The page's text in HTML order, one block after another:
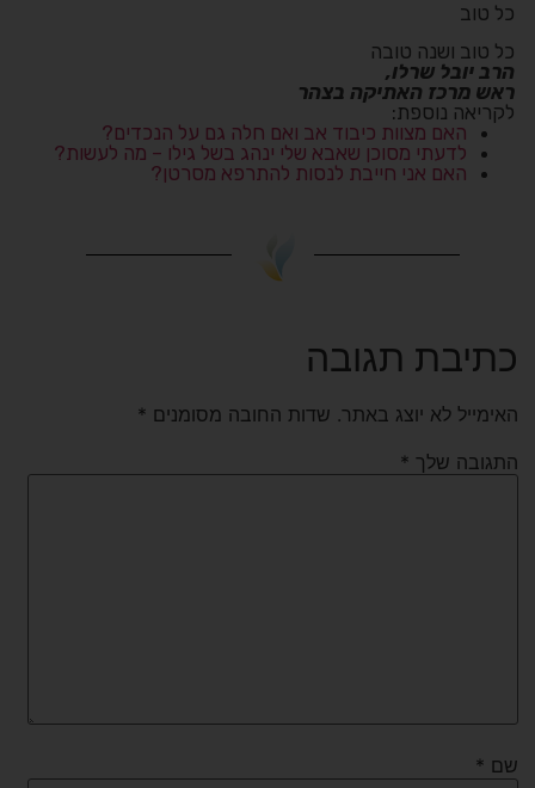
כל טוב
כל טוב ושנה טובה
הרב יובל שרלו,
ראש מרכז האתיקה בצהר
לקריאה נוספת:
האם מצוות כיבוד אב ואם חלה גם על הנכדים?
לדעתי מסוכן שאבא שלי ינהג בשל גילו – מה לעשות?
האם אני חייבת לנסות להתרפא מסרטן?
כתיבת תגובה
האימייל לא יוצג באתר. שדות החובה מסומנים *
התגובה שלך *
שם *